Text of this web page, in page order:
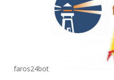
faros24bot